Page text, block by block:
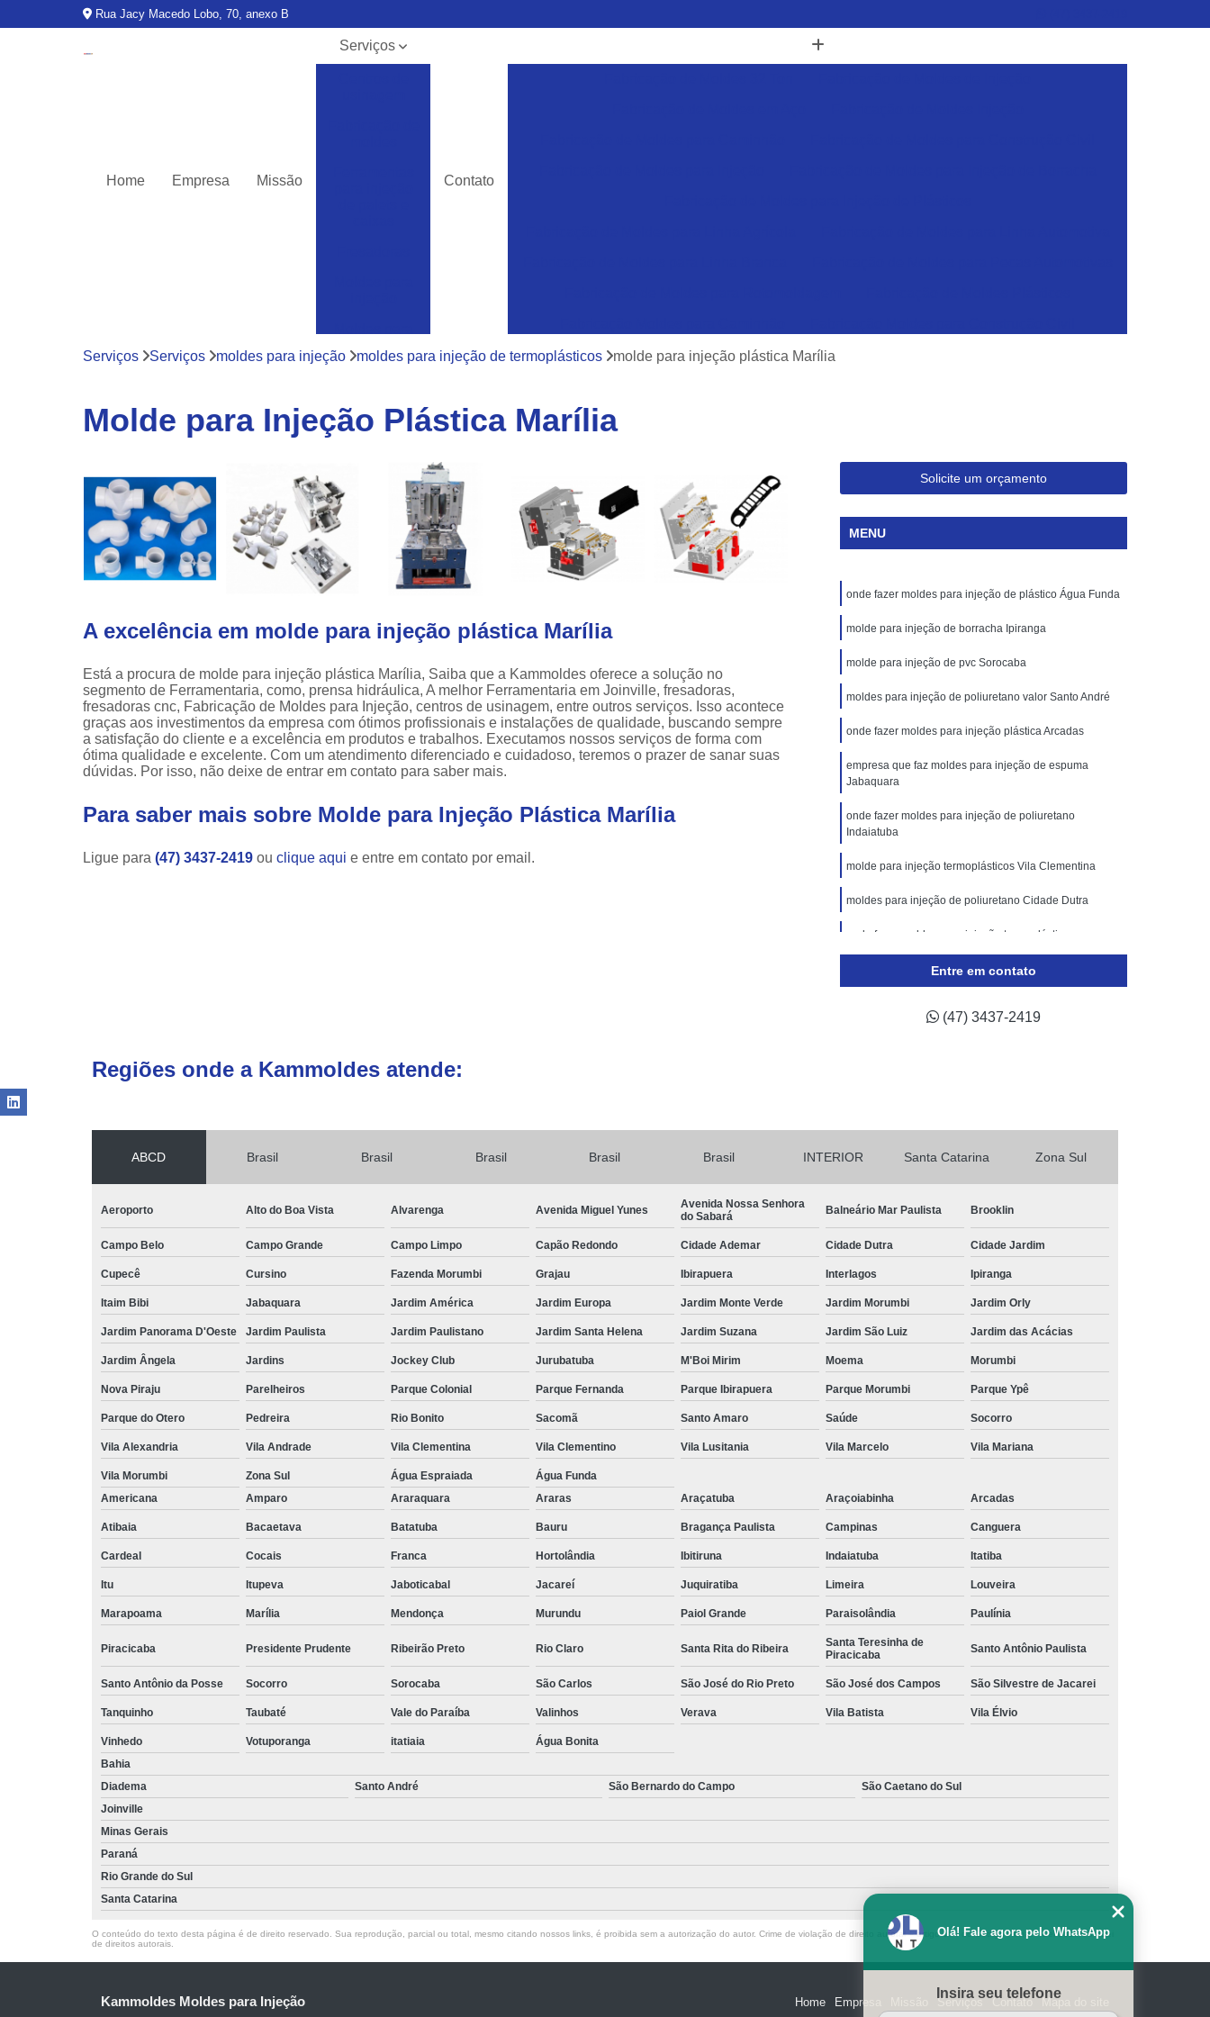
Rua Jacy Macedo Lobo, 70, anexo B
Home Empresa Missão
Serviços
termoplásticos
linha
automotiva
Contato
Ferramentas Industriais para Injeção de Plásticos
Injeção de Plásticos para Caixas
Moldes para Caixas Plásticas
Moldes para Paletes Plásticos
Produção de Moldes para Paletes
Moldes para Injeção de Alumínio
Moldes para Injeção de Borracha
Moldes para Injeção de Espuma
Moldes para Injeção de Poliuretano
Moldes para Injeção de Silicone
Moldes para Injeção de Termoplásticos
Moldes para Injeção Plástica
Moldes para Injeção Termoplásticos
Empresa de Moldes Plasticos
Ferramentas para Moldagem de Plásticos
Injeção de Moldes Plasticos
Injeção de Termoplástico
Moldagem de Termoplásticos
Moldagem por Injeção de Termoplástico
Molde de Injeção Plastica
Moldes para Injeção de Plásticos
Fabricação de Moldes para Indústria Automotiva
Injeção de Termoplástico para Automóveis
Moldagem de Peças Automotivas
Moldes para Peças Automotivas
Produção de Moldes para Indústria de Automóveis
Serviços Serviços moldes para injeção moldes para injeção de termoplásticos molde para injeção plástica Marília
Molde para Injeção Plástica Marília
A excelência em molde para injeção plástica Marília
Está a procura de molde para injeção plástica Marília, Saiba que a Kammoldes oferece a solução no
segmento de Ferramentaria, como, prensa hidráulica, A melhor Ferramentaria em Joinville, fresadoras,
fresadoras cnc, Fabricação de Moldes para Injeção, centros de usinagem, entre outros serviços. Isso acontece
graças aos investimentos da empresa com ótimos profissionais e instalações de qualidade, buscando sempre
a satisfação do cliente e a excelência em produtos e trabalhos. Executamos nossos serviços de forma com
ótima qualidade e excelente. Com um atendimento diferenciado e cuidadoso, teremos o prazer de sanar suas
dúvidas. Por isso, não deixe de entrar em contato para saber mais.
Para saber mais sobre Molde para Injeção Plástica Marília
Ligue para (47) 3437-2419 ou clique aqui e entre em contato por email.
Solicite um orçamento
MENU
onde fazer moldes para injeção de plástico Água Funda
molde para injeção de borracha Ipiranga
molde para injeção de pvc Sorocaba
moldes para injeção de poliuretano valor Santo André
onde fazer moldes para injeção plástica Arcadas
empresa que faz moldes para injeção de espuma
Jabaquara
onde fazer moldes para injeção de poliuretano
Indaiatuba
molde para injeção termoplásticos Vila Clementina
moldes para injeção de poliuretano Cidade Dutra
onde fazer moldes para injeção termoplásticos
Entre em contato
(47) 3437-2419
Regiões onde a Kammoldes atende:
ABCD Brasil Brasil Brasil Brasil Brasil INTERIOR Santa Catarina Zona Sul
Aeroporto Alto do Boa Vista Alvarenga Avenida Miguel Yunes
Avenida Nossa Senhora
do Sabará
Balneário Mar Paulista Brooklin
Campo Belo Campo Grande Campo Limpo Capão Redondo Cidade Ademar Cidade Dutra Cidade Jardim
Cupecê Cursino Fazenda Morumbi Grajau Ibirapuera Interlagos Ipiranga
Itaim Bibi Jabaquara Jardim América Jardim Europa Jardim Monte Verde Jardim Morumbi Jardim Orly
Jardim Panorama D'Oeste Jardim Paulista Jardim Paulistano Jardim Santa Helena Jardim Suzana Jardim São Luiz Jardim das Acácias
Jardim Ângela Jardins Jockey Club Jurubatuba M'Boi Mirim Moema Morumbi
Nova Piraju Parelheiros Parque Colonial Parque Fernanda Parque Ibirapuera Parque Morumbi Parque Ypê
Parque do Otero Pedreira Rio Bonito Sacomã Santo Amaro Saúde Socorro
Vila Alexandria Vila Andrade Vila Clementina Vila Clementino Vila Lusitania Vila Marcelo Vila Mariana
Vila Morumbi Zona Sul Água Espraiada
Água Funda
Americana
Amparo Araraquara Araras Araçatuba Araçoiabinha Arcadas
Atibaia Bacaetava Batatuba Bauru Bragança Paulista Campinas Canguera
Cardeal Cocais Franca Hortolândia Ibitiruna Indaiatuba Itatiba
Itu Itupeva Jaboticabal Jacareí Juquiratiba Limeira Louveira
Marapoama Marília Mendonça Murundu Paiol Grande Paraisolândia Paulínia
Piracicaba Presidente Prudente Ribeirão Preto Rio Claro Santa Rita do Ribeira
Santa Teresinha de
Piracicaba
Santo Antônio Paulista
Santo Antônio da Posse Socorro Sorocaba São Carlos São José do Rio Preto São José dos Campos São Silvestre de Jacarei
Tanquinho Taubaté Vale do Paraíba Valinhos Verava Vila Batista Vila Élvio
Vinhedo Votuporanga itatiaia
Água Bonita
Bahia
Diadema
Santo André São Bernardo do Campo
São Caetano do Sul
Joinville
Minas Gerais
Paraná
Rio Grande do Sul
Santa Catarina
O conteúdo do texto desta página é de direito reservado. Sua reprodução, parcial ou total, mesmo citando nossos links, é proibida sem a autorização do autor. Crime de violação de direito autoral – artigo 184 do Código Penal – Lei 9610/98 - Lei
de direitos autorais
Kammoldes Moldes para Injeção Home Empresa Serviços Contato Mapa do site
Olá! Fale agora pelo WhatsApp
Insira seu telefone